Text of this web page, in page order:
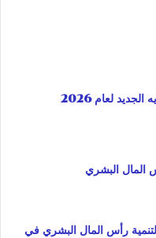
لعام 2026
المال البشري
لتنمية رأس المال البشري في